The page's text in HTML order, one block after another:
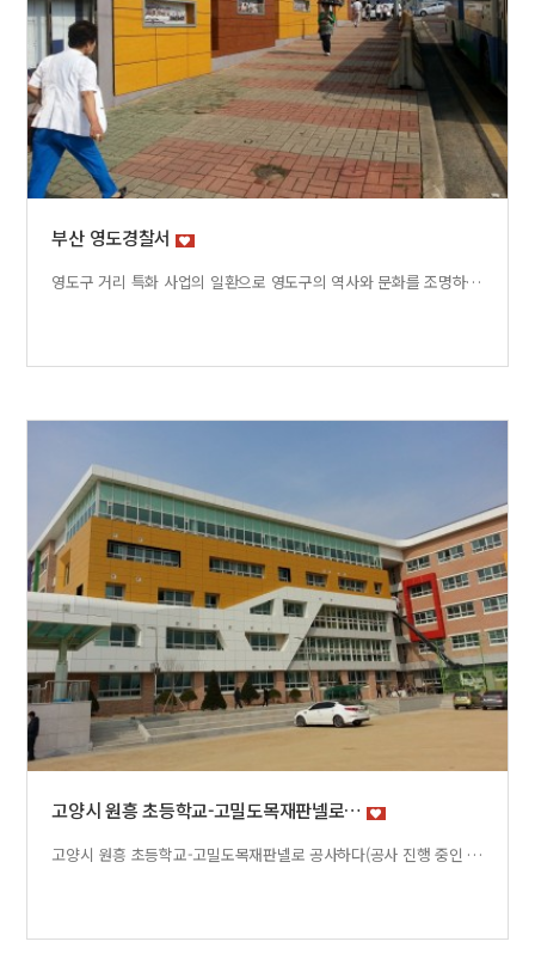
부산 영도경찰서
영도구 거리 특화 사업의 일환으로 영도구의 역사와 문화를 조명하고 거리마다에 녹아있는 전설과 역사를 보여주기 위한 작업이었다. 동아대학교 허병찬 교수의 설치미술과 신서영 디자이너의 색채 선택을 바탕으로 고밀도패널의 장점을 살려 영도경찰서와 동부시장을 잇는 100여미터 공간에 설치되었다. 영도구 구민의 추억을 간직하는 장소가 되었음은 물론 부산의 명소가 되었다. 스토리텔링과 그림을 길거리에 구현.... 고밀도 패널의 명료함이 주는 호소력과 설득력이 돋보이는 작업이었다. 아울러 경찰서가 LED 조명으로 주민 에게 다가가는 모습을 보여준다.
고양시 원흥 초등학교-고밀도목재판넬로…
고양시 원흥 초등학교-고밀도목재판넬로 공사하다(공사 진행 중인 사진)